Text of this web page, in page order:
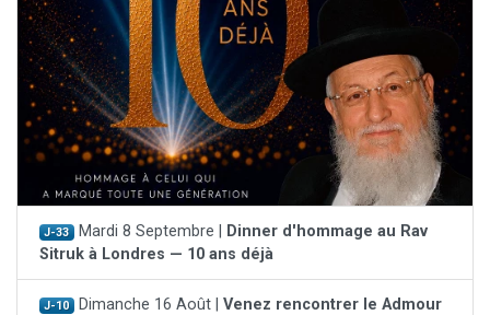
J-33 Mardi 8 Septembre |
Dinner d'hommage au Rav
Sitruk à Londres — 10 ans déjà
J-10 Dimanche 16 Août | Venez rencontrer le Admour